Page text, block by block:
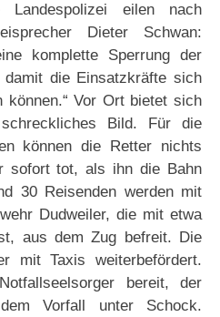
Landespolizei eilen nach
Dieter Schwan:
komplette Sperrung der
damit die Einsatzkräfte sich
Vor Ort bietet sich
Bild. Für die
können die Retter nichts
sofort tot, als ihn die Bahn
30 Reisenden werden mit
Dudweiler, die mit etwa
aus dem Zug befreit. Die
mit Taxis weiterbefördert.
bereit, der
Vorfall unter Schock.